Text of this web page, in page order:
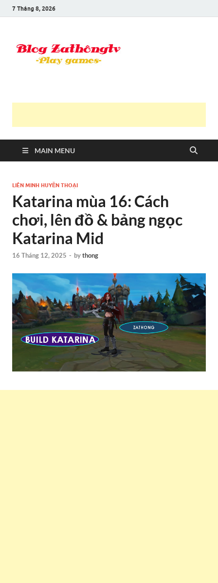
7 Tháng 8, 2026
MAIN MENU
LIÊN MINH HUYỀN THOẠI
Katarina mùa 16: Cách
chơi, lên đồ & bảng ngọc
Katarina Mid
16 Tháng 12, 2025 - bythong